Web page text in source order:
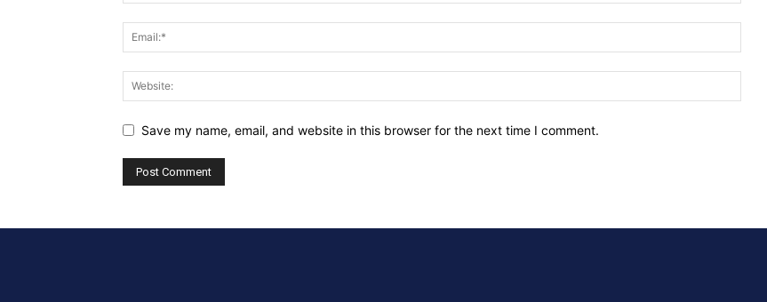
Save my name, email, and website in this browser for the next time I comment.